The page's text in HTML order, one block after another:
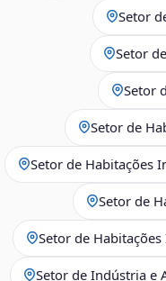
Setor
Setor
Setor
Setor de
Setor de Habitações
Setor de
Setor de
Setor de Indústria e